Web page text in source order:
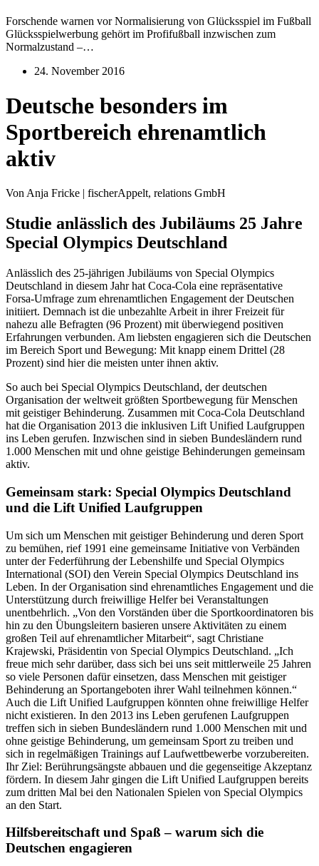
Forschende warnen vor Normalisierung von Glücksspiel im Fußball
Glücksspielwerbung gehört im Profifußball inzwischen zum
Normalzustand –…
24. November 2016
Deutsche besonders im
Sportbereich ehrenamtlich
aktiv
Von Anja Fricke | fischerAppelt, relations GmbH
Studie anlässlich des Jubiläums 25 Jahre
Special Olympics Deutschland
Anlässlich des 25-jährigen Jubiläums von Special Olympics
Deutschland in diesem Jahr hat Coca-Cola eine repräsentative
Forsa-Umfrage zum ehrenamtlichen Engagement der Deutschen
initiiert. Demnach ist die unbezahlte Arbeit in ihrer Freizeit für
nahezu alle Befragten (96 Prozent) mit überwiegend positiven
Erfahrungen verbunden. Am liebsten engagieren sich die Deutschen
im Bereich Sport und Bewegung: Mit knapp einem Drittel (28
Prozent) sind hier die meisten unter ihnen aktiv.
So auch bei Special Olympics Deutschland, der deutschen
Organisation der weltweit größten Sportbewegung für Menschen
mit geistiger Behinderung. Zusammen mit Coca-Cola Deutschland
hat die Organisation 2013 die inklusiven Lift Unified Laufgruppen
ins Leben gerufen. Inzwischen sind in sieben Bundesländern rund
1.000 Menschen mit und ohne geistige Behinderungen gemeinsam
aktiv.
Gemeinsam stark: Special Olympics Deutschland
und die Lift Unified Laufgruppen
Um sich um Menschen mit geistiger Behinderung und deren Sport
zu bemühen, rief 1991 eine gemeinsame Initiative von Verbänden
unter der Federführung der Lebenshilfe und Special Olympics
International (SOI) den Verein Special Olympics Deutschland ins
Leben. In der Organisation sind ehrenamtliches Engagement und die
Unterstützung durch freiwillige Helfer bei Veranstaltungen
unentbehrlich. „Von den Vorständen über die Sportkoordinatoren bis
hin zu den Übungsleitern basieren unsere Aktivitäten zu einem
großen Teil auf ehrenamtlicher Mitarbeit“, sagt Christiane
Krajewski, Präsidentin von Special Olympics Deutschland. „Ich
freue mich sehr darüber, dass sich bei uns seit mittlerweile 25 Jahren
so viele Personen dafür einsetzen, dass Menschen mit geistiger
Behinderung an Sportangeboten ihrer Wahl teilnehmen können.“
Auch die Lift Unified Laufgruppen könnten ohne freiwillige Helfer
nicht existieren. In den 2013 ins Leben gerufenen Laufgruppen
treffen sich in sieben Bundesländern rund 1.000 Menschen mit und
ohne geistige Behinderung, um gemeinsam Sport zu treiben und
sich in regelmäßigen Trainings auf Laufwettbewerbe vorzubereiten.
Ihr Ziel: Berührungsängste abbauen und die gegenseitige Akzeptanz
fördern. In diesem Jahr gingen die Lift Unified Laufgruppen bereits
zum dritten Mal bei den Nationalen Spielen von Special Olympics
an den Start.
Hilfsbereitschaft und Spaß – warum sich die
Deutschen engagieren